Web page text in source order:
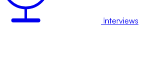
Interviews